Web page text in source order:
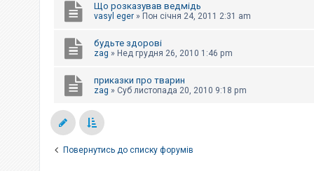
Що розказував ведмідь
vasyl eger » Пон січня 24, 2011 2:31 am
будьте здорові
zag » Нед грудня 26, 2010 1:46 pm
приказки про тварин
zag » Суб листопада 20, 2010 9:18 pm
Повернутись до списку форумів